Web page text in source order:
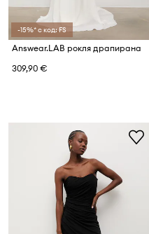
-15%* с код: FS
Answear.LAB рокля драпирана
309,90 €